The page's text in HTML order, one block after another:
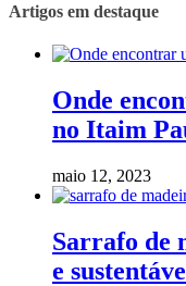
Artigos em destaque
Onde
no Itaim
maio 12, 2023
Sarrafo de
e